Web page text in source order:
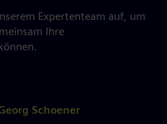
Expertenteam auf, um
Ihre
Schoener